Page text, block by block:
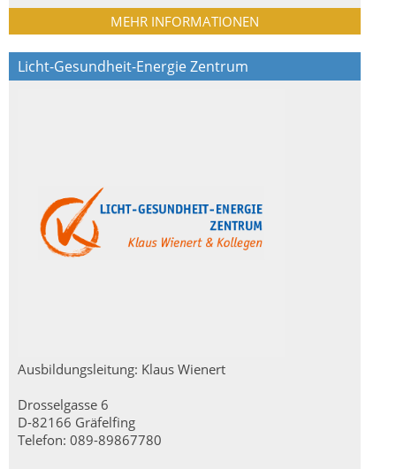
MEHR INFORMATIONEN
Licht-Gesundheit-Energie Zentrum
Ausbildungsleitung: Klaus Wienert
Drosselgasse 6
D-82166 Gräfelfing
Telefon: 089-89867780